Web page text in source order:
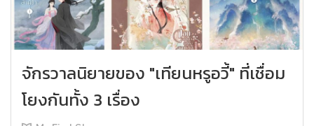
จักรวาลนิยายของ "เทียนหรูอวี้" ที่เชื่อม
โยงกันทั้ง 3 เรื่อง